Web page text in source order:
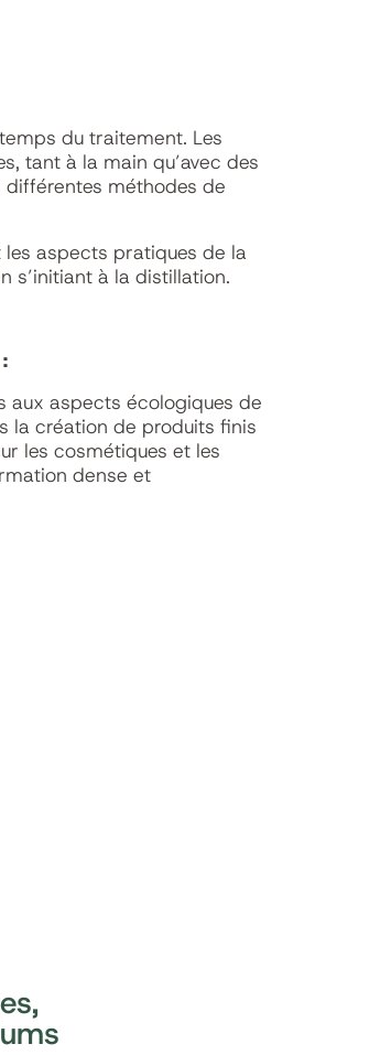
du traitement. Les
tant à la main qu’avec des
méthodes de
aspects pratiques de la
s’initiant à la distillation.
aux aspects écologiques de
la création de produits finis
les cosmétiques et les
dense et